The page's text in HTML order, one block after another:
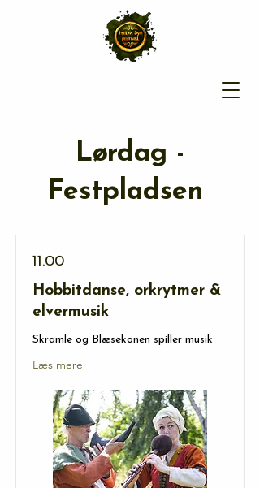
Lørdag -
Festpladsen
11.00
Hobbitdanse, orkrytmer &
elvermusik
Skramle og Blæsekonen spiller musik
Læs mere